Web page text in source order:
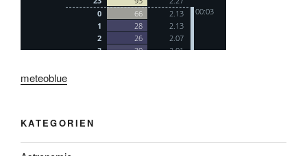
meteoblue
KATEGORIEN